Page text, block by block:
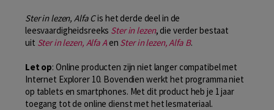
Ster in lezen, Alfa Cis het derde deel in de
leesvaardigheidsreeks Ster in lezen, die verder bestaat
uit Ster in lezen, Alfa A en Ster in lezen, Alfa B.
Let op: Online producten zijn niet langer compatibel met
Internet Explorer 10. Bovendien werkt het programma niet
op tablets en smartphones. Met dit product heb je 1 jaar
toegang tot de online dienst met het lesmateriaal.